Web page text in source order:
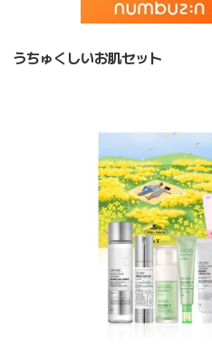
うちゅくしいお肌セット